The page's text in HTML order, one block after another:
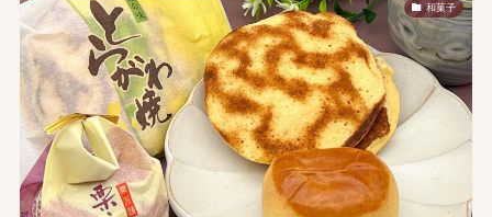
和菓子